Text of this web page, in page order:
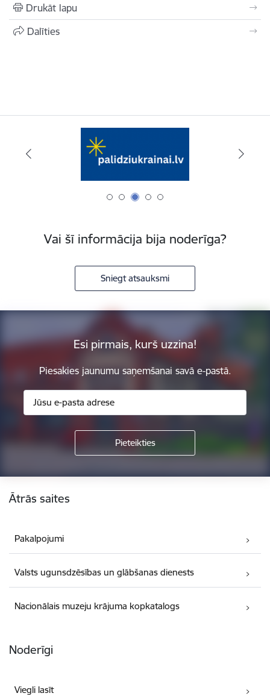
Drukāt lapu
Dalīties
Vai šī informācija bija noderīga?
Sniegt atsauksmi
Esi pirmais, kurš uzzina!
Piesakies jaunumu saņemšanai savā e-pastā.
Ātrās saites
Pakalpojumi
Valsts ugunsdzēsības un glābšanas dienests
Nacionālais muzeju krājuma kopkatalogs
Noderīgi
Viegli lasīt